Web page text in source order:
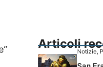
Articoli
Notizie,